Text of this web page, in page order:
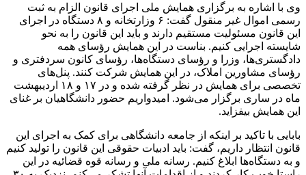
وی با اشاره به برگزاری همایش ملی اجرای قانون الزام به ثبت
رسمی اموال غیر منقول گفت: ۶ وزارتخانه و ۸ دستگاه در اجرای
این قانون مسئولیت مستقیم دارند و باید این قانون را به نحو
شایسته اجرایی کنیم. بناست در این همایش رؤسای همه
دادگستری‌ها، وزرا و رؤسای دستگاه‌ها، رؤسای کانون سردفتری و
رؤسای مشاورین املاک، در این همایش شرکت کنند. پنل‌های
تخصصی برای همایش در نظر گرفته شده و در ۱۷ و ۱۸ اردیبهشت
ماه در ساری برگزار می‌شود. امیدواریم حضور دانشگاهیان بر غنای
این همایش بیفزاید.
بابایی با تاکید بر اینکه از جامعه دانشگاهی برای کمک به اجرای این
قانون انتظار داریم، گفت: باید ادبیات حقوقی این قانون را تولید کنیم
و به دستگاه‌ها ابلاغ کنیم. رسانه ملی و رسانه قوه قضائیه در این